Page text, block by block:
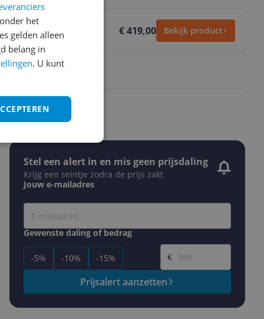
€ 419,00 Bekijk product
Stel een alert in en mis geen prijsdaling
Krijg een seintje zodra de prijs zakt
Jouw e-mailadres
Gewenste daling of bedrag
-5% -10% -15%
Gewenste prijs
€
Prijsalert aanzetten
het
gelden alleen
belang in
. U kunt